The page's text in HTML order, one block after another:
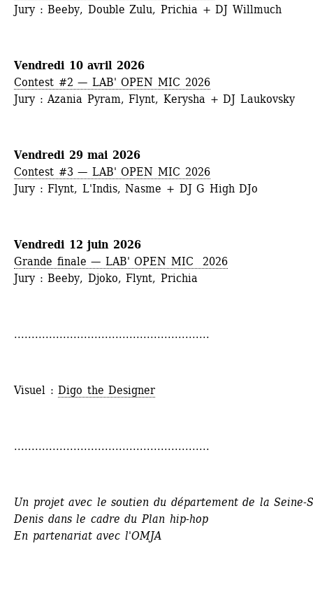
Jury : Beeby, Double Zulu, Prichia + DJ Willmuch
Vendredi 10 avril 2026
Contest #2 — LAB' OPEN MIC 2026
Jury : Azania Pyram, Flynt, Kerysha + DJ Laukovsky
Vendredi 29 mai 2026
Contest #3 — LAB' OPEN MIC 2026
Jury : Flynt, L'Indis, Nasme + DJ G High DJo
Vendredi 12 juin 2026
Grande finale — LAB' OPEN MIC 2026
Jury : Beeby, Djoko, Flynt, Prichia
........................................................
Visuel : Digo the Designer
........................................................
Un projet avec le soutien du département de la Seine-
Denis dans le cadre du Plan hip-hop
En partenariat avec l'OMJA